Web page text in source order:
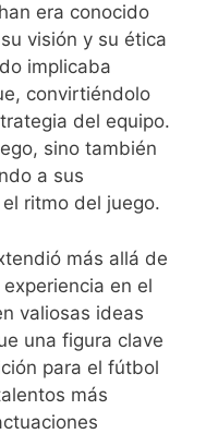
era conocido
visión y su ética
implicaba
convirtiéndolo
del equipo.
sino también
a sus
ritmo del juego.
más allá de
en el
valiosas ideas
una figura clave
para el fútbol
más